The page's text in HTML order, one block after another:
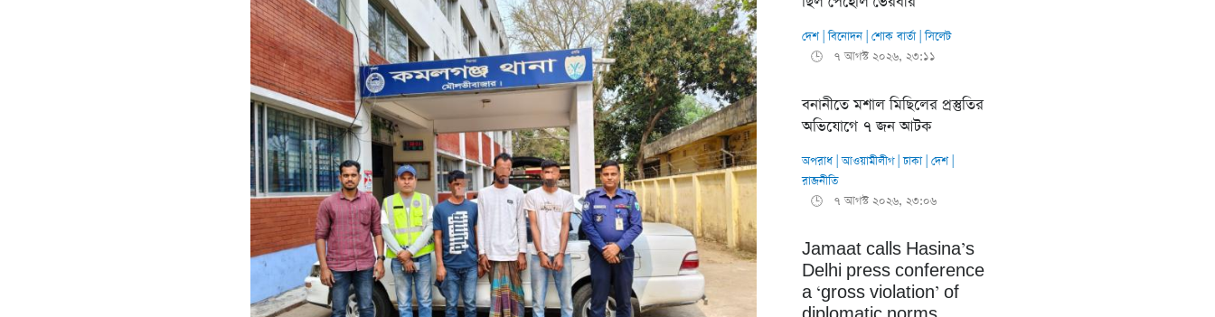
দেশ|বিনোদন শোক বার্তা|সিলেট
🕒 ৭ আগস্ট ২০২৬, ২৩:১১
বনানীতে মশাল মিছিলের প্রস্তুতির
অভিযোগে ৭ জন আটক
অপরাধ |আওয়ামীলীগ|ঢাকা| দেশ|
রাজনীতি
🕒 ৭ আগস্ট ২০২৬, ২৩:০৬
Jamaat calls Hasina’s
Delhi press conference
a ‘gross violation’ of